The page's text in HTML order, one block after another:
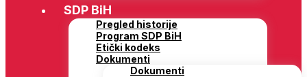
SDP BiH
Pregled historije
Program SDP BiH
Etički kodeks
Dokumenti
Dokumenti